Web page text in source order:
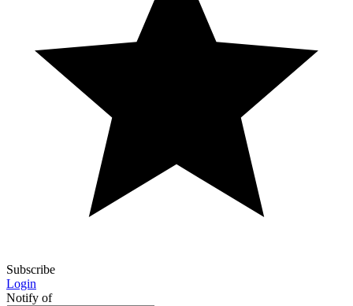
Subscribe
Login
Notify of